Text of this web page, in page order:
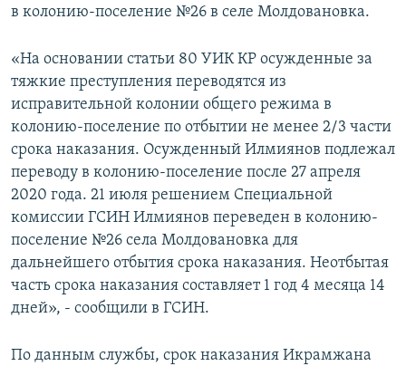
в колонию-поселение №26 в селе Молдовановка.
«На основании статьи 80 УИК КР осужденные за
тяжкие преступления переводятся из
исправительной колонии общего режима в
колонию-поселение по отбытии не менее 2/3 части
срока наказания. Осужденный Илмиянов подлежал
переводу в колонию-поселение после 27 апреля
2020 года. 21 июля решением Специальной
комиссии ГСИН Илмиянов переведен в колонию-
поселение №26 села Молдовановка для
дальнейшего отбытия срока наказания. Неотбытая
часть срока наказания составляет 1 год 4 месяца 14
дней», - сообщили в ГСИН.
По данным службы, срок наказания Икрамжана